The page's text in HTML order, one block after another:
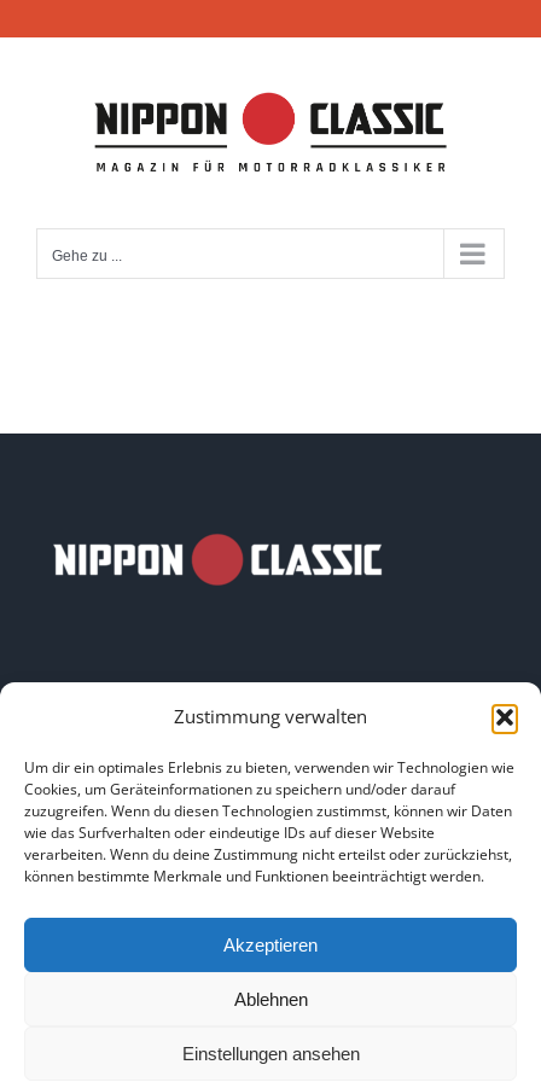
Zustimmung verwalten
Um dir ein optimales Erlebnis zu bieten, verwenden wir Technologien wie
Cookies, um Geräteinformationen zu speichern und/oder darauf
zuzugreifen. Wenn du diesen Technologien zustimmst, können wir Daten
wie das Surfverhalten oder eindeutige IDs auf dieser Website
verarbeiten. Wenn du deine Zustimmung nicht erteilst oder zurückziehst,
können bestimmte Merkmale und Funktionen beeinträchtigt werden.
Akzeptieren
Ablehnen
Einstellungen ansehen
Inhalt
Gehe zu ...
HOME|ÜBER UNS|IMPRESSUM |DATENSCHUTZ
BILDNACHWEISE
Copyright 2025